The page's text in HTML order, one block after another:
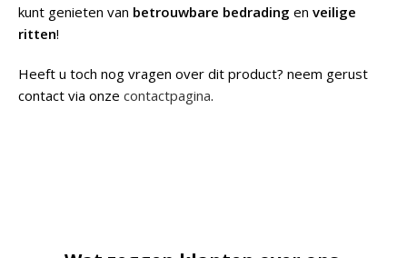
kunt genieten van betrouwbare bedrading en veilige
ritten!
Heeft u toch nog vragen over dit product? neem gerust
contact via onze contactpagina.